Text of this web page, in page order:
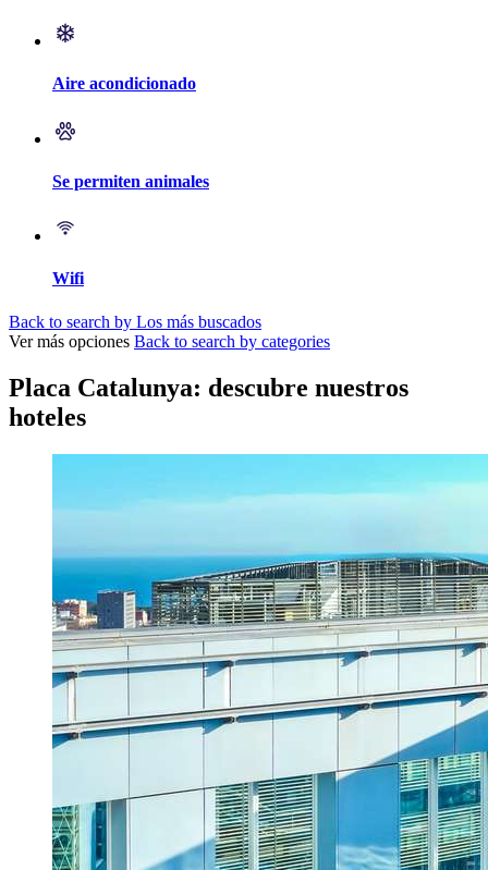
Aire acondicionado
Se permiten animales
Wifi
Back to search by Los más buscados
Ver más opciones Back to search by categories
Placa Catalunya: descubre nuestros
hoteles